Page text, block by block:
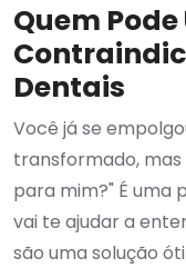
Quem
Dentais
Você já se
transformado, mas
para mim?" É uma
vai te ajudar a
são uma solução